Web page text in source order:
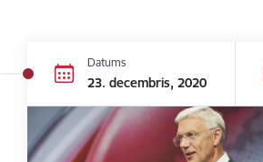
Datums
23. decembris, 2020